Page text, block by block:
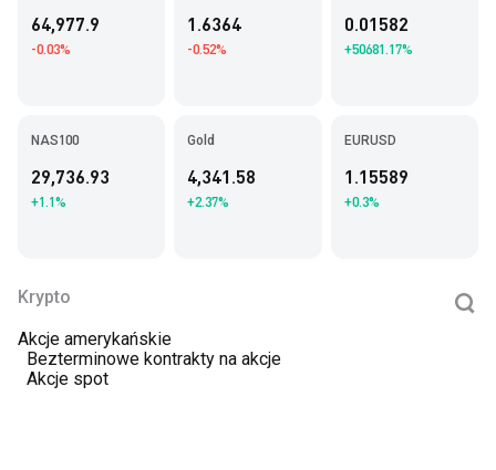
64,977.9
-0.03%
1.6364
-0.52%
0.01582
+50681.17%
NAS100
29,736.93
+1.1%
Gold
4,341.58
+2.37%
EURUSD
1.15589
+0.3%
Krypto
Akcje amerykańskie
Bezterminowe kontrakty na akcje
Akcje spot